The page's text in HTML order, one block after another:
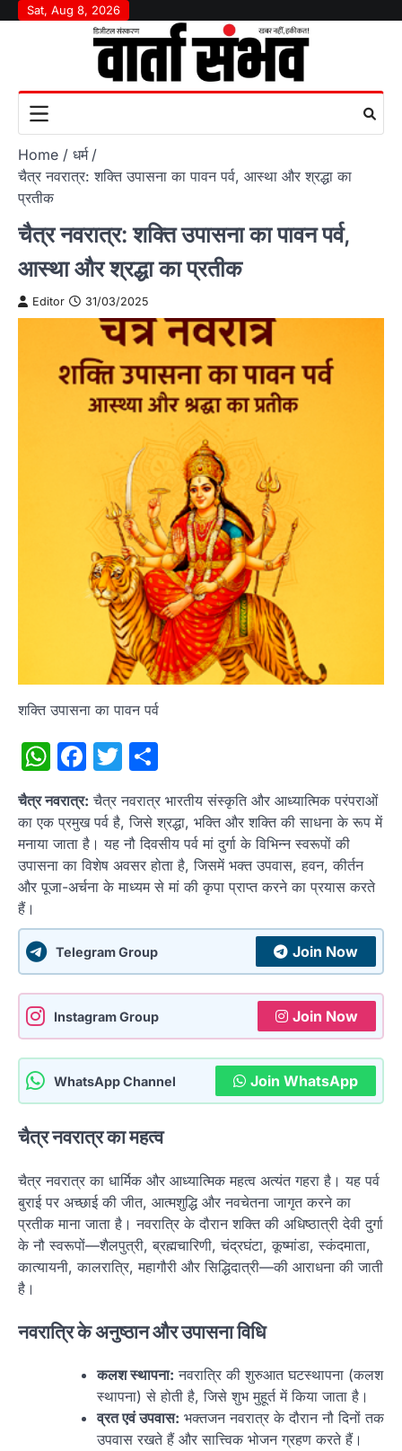
SkipSat, Aug 8, 2026
Home
धर्म
चैत्र नवरात्र: शक्ति उपासना का पावन पर्व, आस्था और श्रद्धा का
प्रतीक
चैत्र नवरात्र: शक्ति उपासना का पावन पर्व,
आस्था और श्रद्धा का प्रतीक
Editor 31/03/2025
शक्ति उपासना का पावन पर्व
WhatsApp
Facebook
Twitter
चैत्र नवरात्र: चैत्र नवरात्र भारतीय संस्कृति और आध्यात्मिक परंपराओं
का एक प्रमुख पर्व है, जिसे श्रद्धा, भक्ति और शक्ति की साधना के रूप में
मनाया जाता है। यह नौ दिवसीय पर्व मां दुर्गा के विभिन्न स्वरूपों की
उपासना का विशेष अवसर होता है, जिसमें भक्त उपवास, हवन, कीर्तन
और पूजा-अर्चना के माध्यम से मां की कृपा प्राप्त करने का प्रयास करते
हैं।
Telegram Group Join Now
Instagram Group Join Now
WhatsApp Channel Join WhatsApp
चैत्र नवरात्र का महत्व
चैत्र नवरात्र का धार्मिक और आध्यात्मिक महत्व अत्यंत गहरा है। यह पर्व
बुराई पर अच्छाई की जीत, आत्मशुद्धि और नवचेतना जागृत करने का
प्रतीक माना जाता है। नवरात्रि के दौरान शक्ति की अधिष्ठात्री देवी दुर्गा
के नौ स्वरूपों—शैलपुत्री, ब्रह्मचारिणी, चंद्रघंटा, कूष्मांडा, स्कंदमाता,
कात्यायनी, कालरात्रि, महागौरी और सिद्धिदात्री—की आराधना की जाती
है।
नवरात्रि के अनुष्ठान और उपासना विधि
कलश स्थापना: नवरात्रि की शुरुआत घटस्थापना (कलश
स्थापना) से होती है, जिसे शुभ मुहूर्त में किया जाता है।
व्रत एवं उपवास: भक्तजन नवरात्र के दौरान नौ दिनों तक
उपवास रखते हैं और सात्त्विक भोजन ग्रहण करते हैं।